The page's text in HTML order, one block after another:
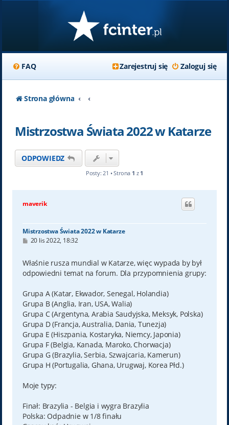
FAQ Zaloguj się
Zarejestruj się
Strona główna
Mistrzostwa Świata 2022 w Katarze
ODPOWIEDZ
Posty: 21 • Strona 1 z 1
maverik
Mistrzostwa Świata 2022 w Katarze
P
t
20 lis 2022, 18:32
Właśnie rusza mundial w Katarze, więc wypada by był
odpowiedni temat na forum. Dla przypomnienia grupy:
Grupa A (Katar, Ekwador, Senegal, Holandia)
Grupa B (Anglia, Iran, USA, Walia)
Grupa C (Argentyna, Arabia Saudyjska, Meksyk, Polska)
Grupa D (Francja, Australia, Dania, Tunezja)
Grupa E (Hiszpania, Kostaryka, Niemcy, Japonia)
Grupa F (Belgia, Kanada, Maroko, Chorwacja)
Grupa G (Brazylia, Serbia, Szwajcaria, Kamerun)
Grupa H (Portugalia, Ghana, Urugwaj, Korea Płd.)
Moje typy:
Finał: Brazylia - Belgia i wygra Brazylia
Polska: Odpadnie w 1/8 finału